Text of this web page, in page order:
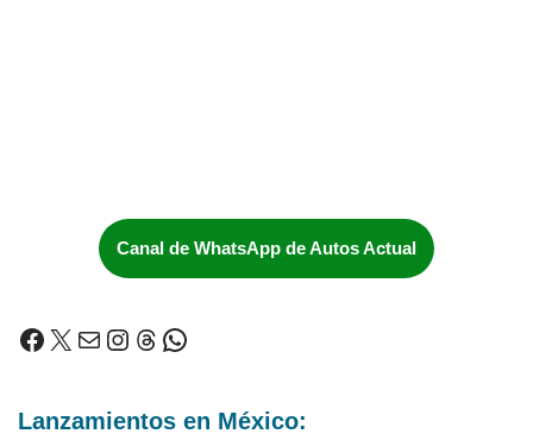
Canal de WhatsApp de Autos Actual
Lanzamientos en México: